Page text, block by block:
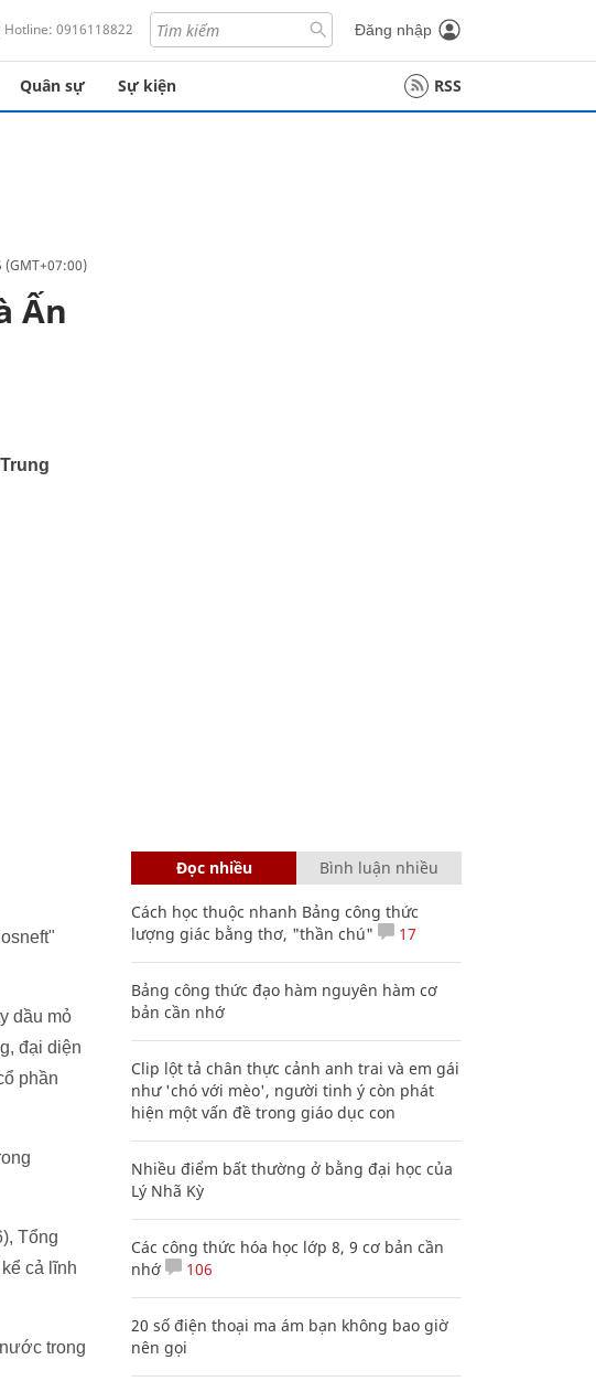
Hotline: 0916118822 Đăng nhập
Quân sự Sự kiện RSS
Ấn
dầu mỏ
đại diện
phần
Tổng
cả lĩnh
trong
Đọc nhiều Bình luận nhiều
Cách học thuộc nhanh Bảng công thức
lượng giác bằng thơ, "thần chú"
17
Bảng công thức đạo hàm nguyên hàm cơ
bản cần nhớ
Clip lột tả chân thực cảnh anh trai và em gái
như 'chó với mèo', người tinh ý còn phát
hiện một vấn đề trong giáo dục con
Nhiều điểm bất thường ở bằng đại học của
Lý Nhã Kỳ
Các công thức hóa học lớp 8, 9 cơ bản cần
nhớ
106
20 số điện thoại ma ám bạn không bao giờ
nên gọi